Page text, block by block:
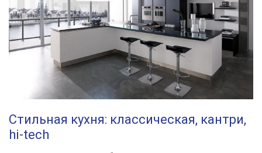
Стильная кухня: классическая, кантри,
hi-tech